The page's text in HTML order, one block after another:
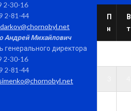
2-30-16
2-81-44
Андрей Михайлович
генерального директора
2-30-16
2-81-44
П
н
В
т